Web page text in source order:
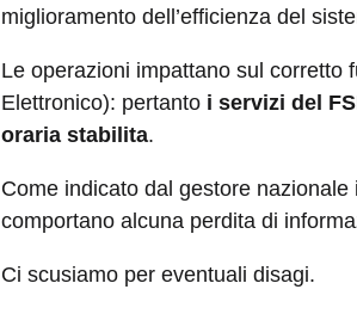
miglioramento dell’efficienza del
Le operazioni impattano sul corretto
Elettronico): pertanto i servizi del
oraria stabilita.
Come indicato dal gestore
comportano alcuna perdita di
Ci scusiamo per eventuali disagi.